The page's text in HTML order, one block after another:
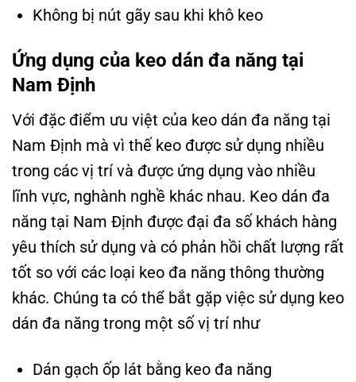
Không bị nút gãy sau khi khô keo
Ứng dụng của keo dán đa năng tại
Nam Định
Với đặc điểm ưu việt của keo dán đa năng tại
Nam Định mà vì thế keo được sử dụng nhiều
trong các vị trí và được ứng dụng vào nhiều
lĩnh vực, nghành nghề khác nhau. Keo dán đa
năng tại Nam Định được đại đa số khách hàng
yêu thích sử dụng và có phản hồi chất lượng rất
tốt so với các loại keo đa năng thông thường
khác. Chúng ta có thể bắt gặp việc sử dụng keo
dán đa năng trong một số vị trí như
Dán gạch ốp lát bằng keo đa năng